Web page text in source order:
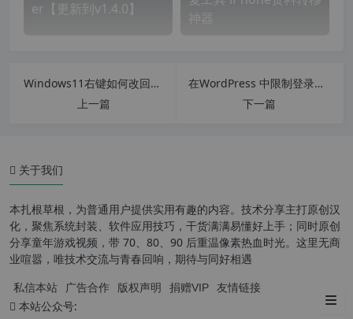
er【更新到v1.4.0】
神器
Windows11右键如何改回老版经典菜单
上一篇
在WordPress 中限制登录尝试次数以防止暴力破解增加网站安全
下一篇
matra PDF 多功能电子书阅读器
现在提供 XPS 转 PDF 转换工具
v2.0 汉化版
下载地址：
关于我们
本扎根草根，为普通用户提供实用有趣的内容。技术分享主打原创汉
化，聚焦系统封装、软件应用技巧，干货满满易懂好上手；同时原创
分享童年游戏视频，带 70、80、90 后重温像素热血时光。这里无商
业喧嚣，唯技术交流与青春回响，期待与同好相遇
私信本站 广告合作 版权声明 捐赠VIP 友情链接
本站公众号: